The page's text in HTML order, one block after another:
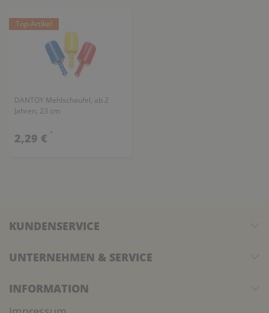
Top-Artikel
DANTOY Mehlschaufel, ab 2
Jahren, 23 cm
2,29 € *
KUNDENSERVICE
UNTERNEHMEN & SERVICE
INFORMATION